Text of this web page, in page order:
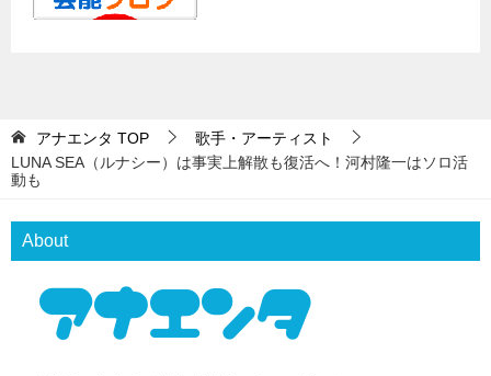
アナエンタ TOP
歌手・アーティスト
LUNA SEA（ルナシー）は事実上解散も復活へ！河村隆一はソロ活
動も
About